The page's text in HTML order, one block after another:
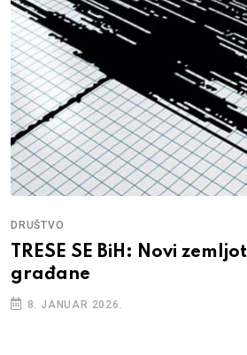
DRUŠTVO
TRESE SE BiH: Novi
građane
8. JANUAR 2026.